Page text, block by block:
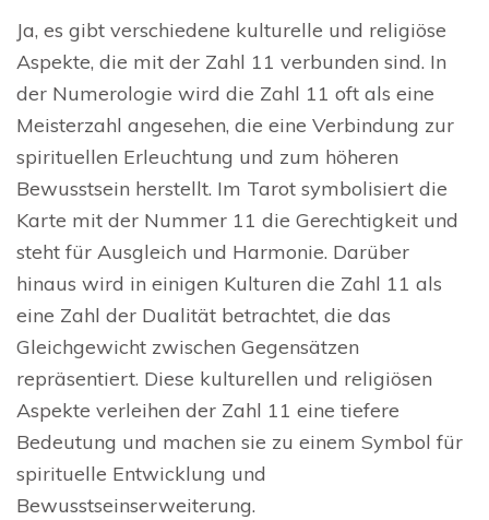
Ja, es gibt verschiedene kulturelle und religiöse
Aspekte, die mit der Zahl 11 verbunden sind. In
der Numerologie wird die Zahl 11 oft als eine
Meisterzahl angesehen, die eine Verbindung zur
spirituellen Erleuchtung und zum höheren
Bewusstsein herstellt. Im Tarot symbolisiert die
Karte mit der Nummer 11 die Gerechtigkeit und
steht für Ausgleich und Harmonie. Darüber
hinaus wird in einigen Kulturen die Zahl 11 als
eine Zahl der Dualität betrachtet, die das
Gleichgewicht zwischen Gegensätzen
repräsentiert. Diese kulturellen und religiösen
Aspekte verleihen der Zahl 11 eine tiefere
Bedeutung und machen sie zu einem Symbol für
spirituelle Entwicklung und
Bewusstseinserweiterung.